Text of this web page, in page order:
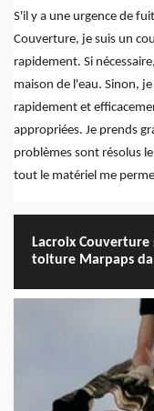
S'il y a une urgence de
Couverture, je suis un
rapidement. Si
maison de l'eau. Sinon,
rapidement et
appropriées. Je prends
problèmes sont résolus
tout le matériel me
Lacroix
toiture Marpaps